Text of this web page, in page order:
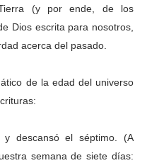
(y por ende, de los
Dios escrita para nosotros,
acerca del pasado.
de la edad del universo
descansó el séptimo. (A
semana de siete días: